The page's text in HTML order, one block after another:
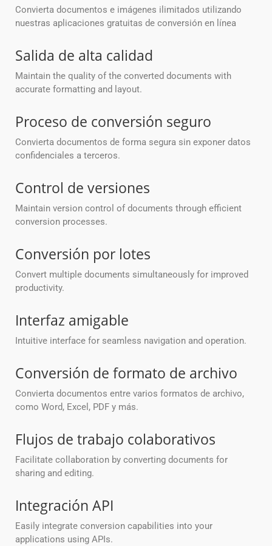
Convierta documentos e imágenes ilimitados utilizando
nuestras aplicaciones gratuitas de conversión en línea
Salida de alta calidad
Maintain the quality of the converted documents with
accurate formatting and layout.
Proceso de conversión seguro
Convierta documentos de forma segura sin exponer datos
confidenciales a terceros.
Control de versiones
Maintain version control of documents through efficient
conversion processes.
Conversión por lotes
Convert multiple documents simultaneously for improved
productivity.
Interfaz amigable
Intuitive interface for seamless navigation and operation.
Conversión de formato de archivo
Convierta documentos entre varios formatos de archivo,
como Word, Excel, PDF y más.
Flujos de trabajo colaborativos
Facilitate collaboration by converting documents for
sharing and editing.
Integración API
Easily integrate conversion capabilities into your
applications using APIs.